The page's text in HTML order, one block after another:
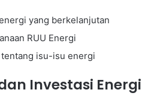
yang berkelanjutan
RUU Energi
tentang isu-isu energi
Investasi Energi